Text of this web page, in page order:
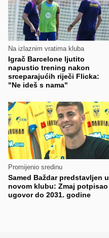
Na izlaznim vratima kluba
Igrač Barcelone ljutito
napustio trening nakon
srceparajućih riječi Flicka:
"Ne ideš s nama"
Promijenio sredinu
Samed Baždar predstavljen u
novom klubu: Zmaj potpisao
ugovor do 2031. godine